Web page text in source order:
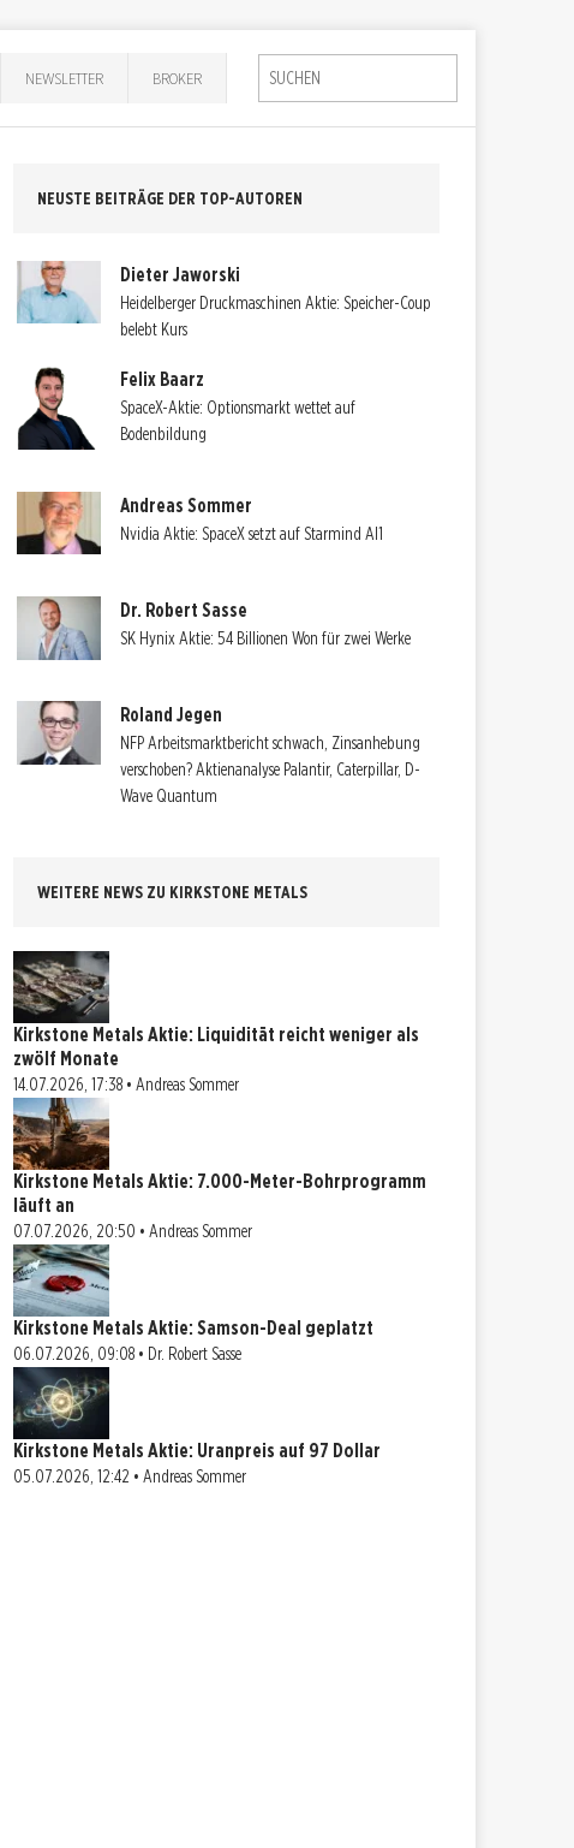
NEWSLETTER BROKER
NEUSTE BEITRÄGE DER TOP-AUTOREN
Dieter Jaworski
Heidelberger Druckmaschinen Aktie: Speicher-Coup
belebt Kurs
Felix Baarz
SpaceX-Aktie: Optionsmarkt wettet auf
Bodenbildung
Andreas Sommer
Nvidia Aktie: SpaceX setzt auf Starmind AI1
Dr. Robert Sasse
SK Hynix Aktie: 54 Billionen Won für zwei Werke
Roland Jegen
NFP Arbeitsmarktbericht schwach, Zinsanhebung
verschoben? Aktienanalyse Palantir, Caterpillar, D-
Wave Quantum
WEITERE NEWS ZU KIRKSTONE METALS
Kirkstone Metals Aktie: Liquidität reicht weniger als
zwölf Monate
14.07.2026, 17:38 • Andreas Sommer
Kirkstone Metals Aktie: 7.000-Meter-Bohrprogramm
läuft an
07.07.2026, 20:50 • Andreas Sommer
Kirkstone Metals Aktie: Samson-Deal geplatzt
06.07.2026, 09:08 • Dr. Robert Sasse
Kirkstone Metals Aktie: Uranpreis auf 97 Dollar
05.07.2026, 12:42 • Andreas Sommer